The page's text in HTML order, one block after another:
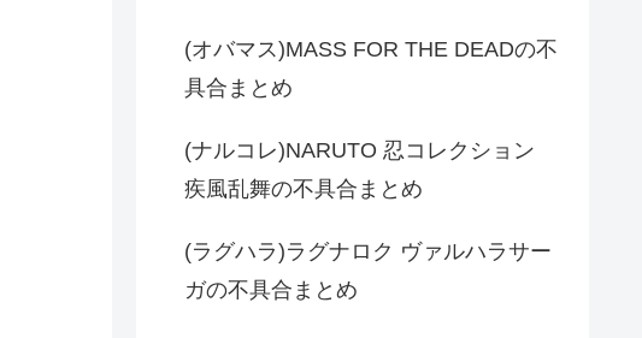
(オバマス)MASS FOR THE DEADの不
具合まとめ
(ナルコレ)NARUTO 忍コレクション
疾風乱舞の不具合まとめ
(ラグハラ)ラグナロク ヴァルハラサー
ガの不具合まとめ